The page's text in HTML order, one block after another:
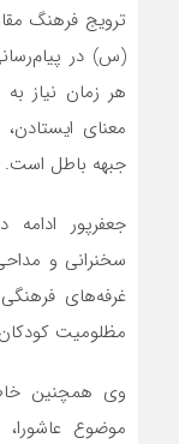
ترویج فرهنگ
(س) در
هر زمان نیاز
معنای
جبهه باطل است.
جعفرپور ادامه
سخنرانی و
غرفه‌های
مظلومیت
وی همچنین
موضوع عاشورا،